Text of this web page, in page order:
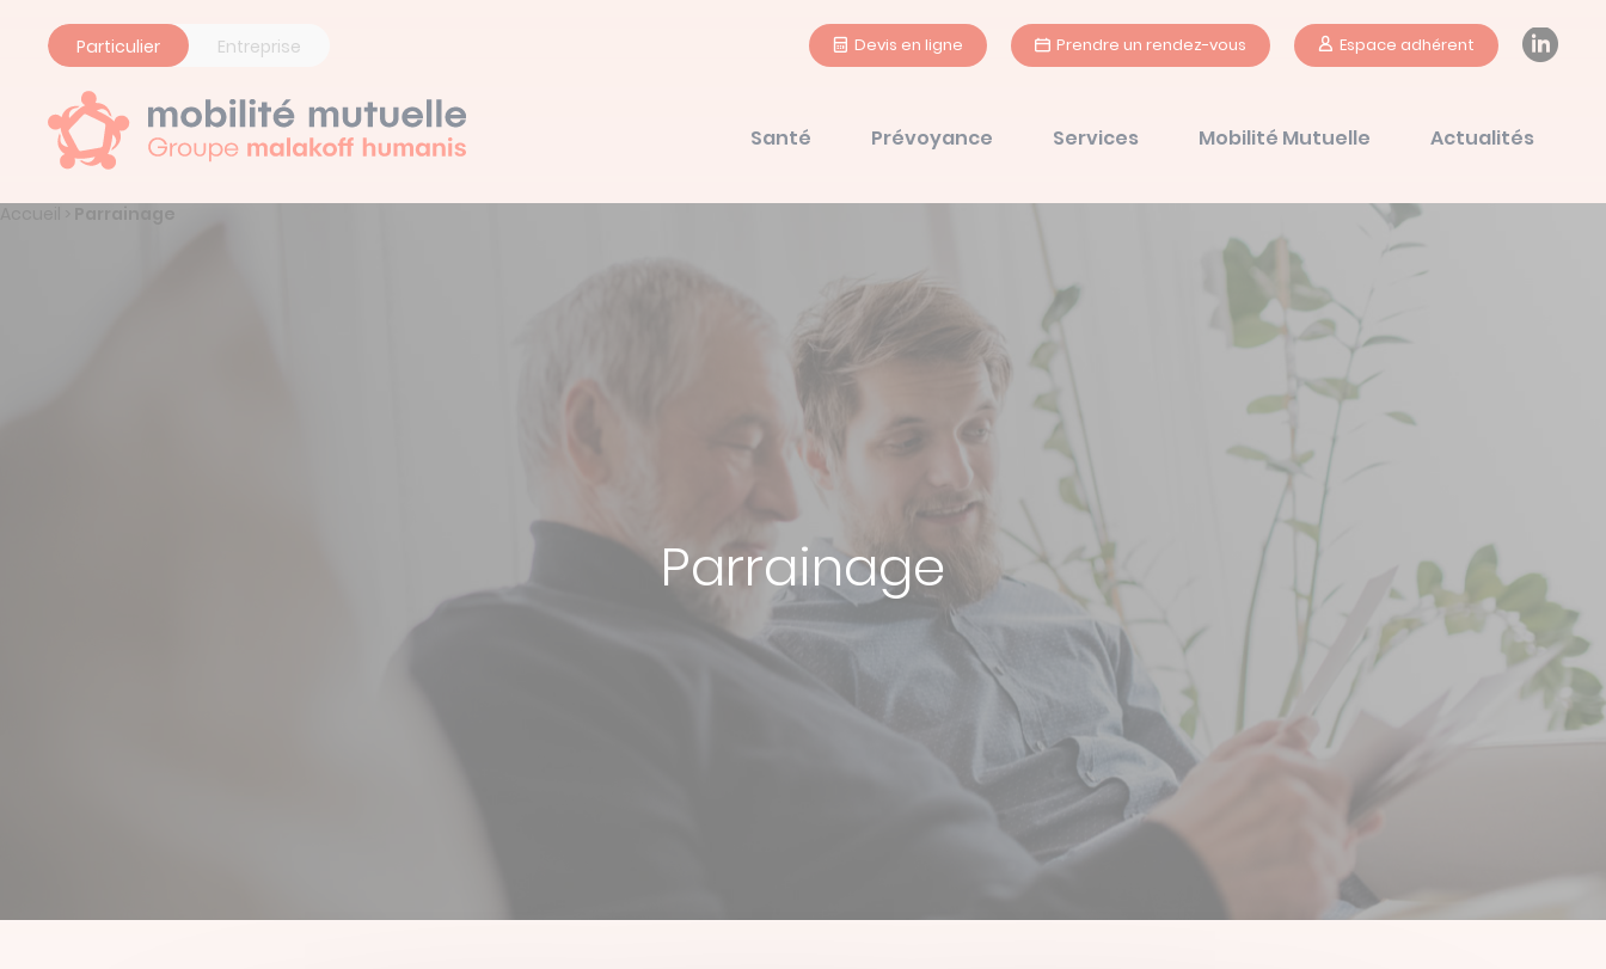
Particulier Entreprise Devis en ligne Prendre un rendez-vous Espace adhérent
Santé Prévoyance Services Mobilité Mutuelle Actualités
Parrainage